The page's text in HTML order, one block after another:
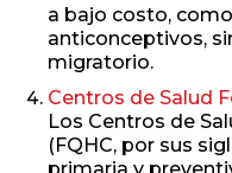
a bajo costo,
anticonceptivos,
migratorio.
Centros de Salud
Los Centros de
(FQHC, por sus